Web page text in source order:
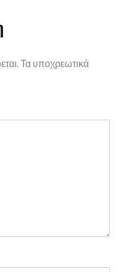
Τα υποχρεωτικά